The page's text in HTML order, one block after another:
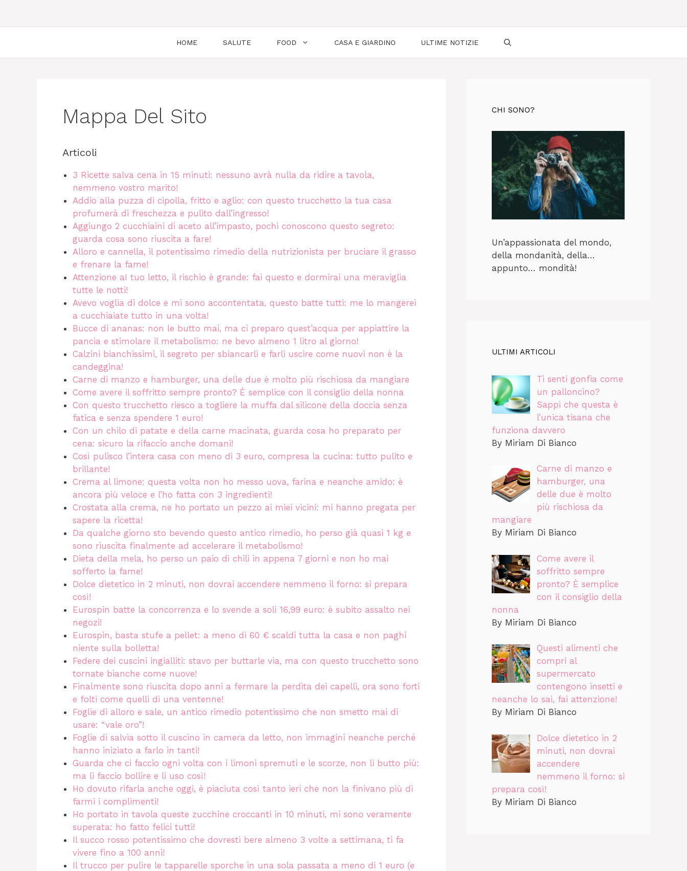
HOME SALUTE FOOD CASA E GIARDINO ULTIME NOTIZIE
Mappa Del Sito
Articoli
3 Ricette salva cena in 15 minuti: nessuno avrà nulla da ridire a tavola,
nemmeno vostro marito!
Addio alla puzza di cipolla, fritto e aglio: con questo trucchetto la tua casa
profumerà di freschezza e pulito dall’ingresso!
Aggiungo 2 cucchiaini di aceto all’impasto, pochi conoscono questo segreto:
guarda cosa sono riuscita a fare!
Alloro e cannella, il potentissimo rimedio della nutrizionista per bruciare il grasso
e frenare la fame!
Attenzione aI tuo letto, il rischio è grande: fai questo e dormirai una meraviglia
tutte le notti!
Avevo voglia di dolce e mi sono accontentata, questo batte tutti: me lo mangerei
a cucchiaiate tutto in una volta!
Bucce di ananas: non le butto mai, ma ci preparo quest’acqua per appiattire la
pancia e stimolare il metabolismo: ne bevo almeno 1 litro al giorno!
Calzini bianchissimi, il segreto per sbiancarli e farli uscire come nuovi non è la
candeggina!
Carne di manzo e hamburger, una delle due è molto più rischiosa da mangiare
Come avere il soffritto sempre pronto? È semplice con il consiglio della nonna
Con questo trucchetto riesco a togliere la muffa dal silicone della doccia senza
fatica e senza spendere 1 euro!
Con un chilo di patate e della carne macinata, guarda cosa ho preparato per
cena: sicuro la rifaccio anche domani!
Così pulisco l’intera casa con meno di 3 euro, compresa la cucina: tutto pulito e
brillante!
Crema al limone: questa volta non ho messo uova, farina e neanche amido: è
ancora più veloce e l’ho fatta con 3 ingredienti!
Crostata alla crema, ne ho portato un pezzo ai miei vicini: mi hanno pregata per
sapere la ricetta!
Da qualche giorno sto bevendo questo antico rimedio, ho perso già quasi 1 kg e
sono riuscita finalmente ad accelerare il metabolismo!
Dieta della mela, ho perso un paio di chili in appena 7 giorni e non ho mai
sofferto la fame!
Dolce dietetico in 2 minuti, non dovrai accendere nemmeno il forno: si prepara
così!
Eurospin batte la concorrenza e lo svende a soli 16,99 euro: è subito assalto nei
negozi!
Eurospin, basta stufe a pellet: a meno di 60 € scaldi tutta la casa e non paghi
niente sulla bolletta!
Federe dei cuscini ingialliti: stavo per buttarle via, ma con questo trucchetto sono
tornate bianche come nuove!
Finalmente sono riuscita dopo anni a fermare la perdita dei capelli, ora sono forti
e folti come quelli di una ventenne!
Foglie di alloro e sale, un antico rimedio potentissimo che non smetto mai di
usare: “vale oro”!
Foglie di salvia sotto il cuscino in camera da letto, non immagini neanche perché
hanno iniziato a farlo in tanti!
Guarda che ci faccio ogni volta con i limoni spremuti e le scorze, non li butto più:
ma li faccio bollire e li uso così!
Ho dovuto rifarla anche oggi, è piaciuta così tanto ieri che non la finivano più di
farmi i complimenti!
Ho portato in tavola queste zucchine croccanti in 10 minuti, mi sono veramente
superata: ho fatto felici tutti!
Il succo rosso potentissimo che dovresti bere almeno 3 volte a settimana, ti fa
vivere fino a 100 anni!
Il trucco per pulire le tapparelle sporche in una sola passata a meno di 1 euro (e
CHI SONO?
Un’appassionata del mondo,
della mondanità, della…
appunto… mondità!
ULTIMI ARTICOLI
Ti senti gonfia come
un palloncino?
Sappi che questa è
l’unica tisana che
funziona davvero
By Miriam Di Bianco
Carne di manzo e
hamburger, una
delle due è molto
più rischiosa da
mangiare
By Miriam Di Bianco
Come avere il
soffritto sempre
pronto? È semplice
con il consiglio della
nonna
By Miriam Di Bianco
Questi alimenti che
compri al
supermercato
contengono insetti e
neanche lo sai, fai attenzione!
By Miriam Di Bianco
Dolce dietetico in 2
minuti, non dovrai
accendere
nemmeno il forno: si
prepara così!
By Miriam Di Bianco